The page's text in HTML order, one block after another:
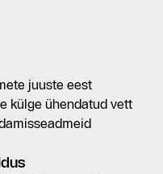
juuste eest
külge ühendatud vett